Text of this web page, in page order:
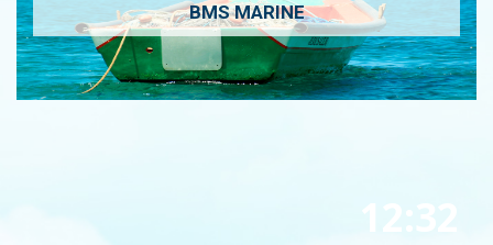
BMS MARINE
12:32